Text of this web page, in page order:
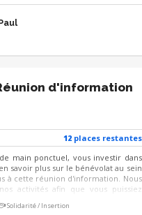
d'information
12placesrestantes
main ponctuel, vous investir dans
savoir plus sur le bénévolat au sein
à cette réunion d'information. Nous
activités afin que vous puissiez
vous intéresser.
Solidarité / Insertion